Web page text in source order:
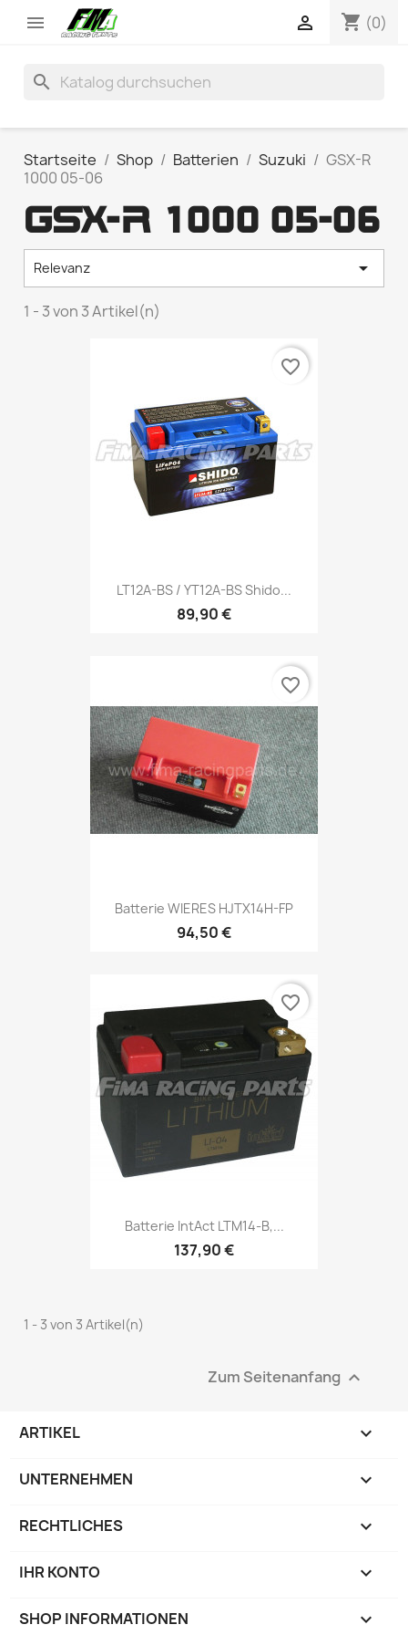
 shopping_cart (0)

search
Startseite Shop Batterien Suzuki
GSX-R
1000 05-06
GSX-R 1000 05-06
Relevanz 
1 - 3 von 3 Artikel(n)
LT12A-BS / YT12A-BS Shido...
89,90 €
favorite_border
Batterie WIERES HJTX14H-FP
94,50 €
favorite_border
Batterie IntAct LTM14-B,...
137,90 €
favorite_border
1 - 3 von 3 Artikel(n)
Zum Seitenanfang 
ARTIKEL 
UNTERNEHMEN 
RECHTLICHES 
IHR KONTO 
SHOP INFORMATIONEN keyboard_arrow_down